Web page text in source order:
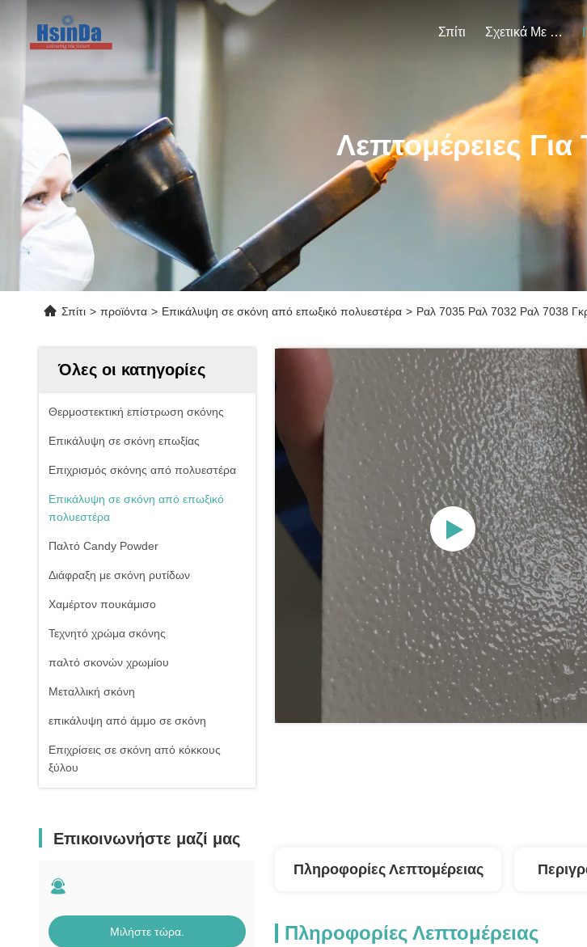
Σπίτι Σχετικά Με Εμάς
Λεπτομέρειες
Σπίτι > προϊόντα > Επικάλυψη σε σκόνη από επωξικό πολυεστέρα > Ραλ 7035 Ραλ 7032 Ραλ 7038
Όλες οι κατηγορίες
Θερμοστεκτική επίστρωση σκόνης
Επικάλυψη σε σκόνη επωξίας
Επιχρισμός σκόνης από πολυεστέρα
Επικάλυψη σε σκόνη από επωξικό
πολυεστέρα
Παλτό Candy Powder
Διάφραξη με σκόνη ρυτίδων
Χαμέρτον πουκάμισο
Τεχνητό χρώμα σκόνης
παλτό σκονών χρωμίου
Μεταλλική σκόνη
επικάλυψη από άμμο σε σκόνη
Επιχρίσεις σε σκόνη από κόκκους
ξύλου
Επικοινωνήστε μαζί μας
Μιλήστε τώρα.
Πληροφορίες Λεπτομέρειας
Πληροφορίες Λεπτομέρειας